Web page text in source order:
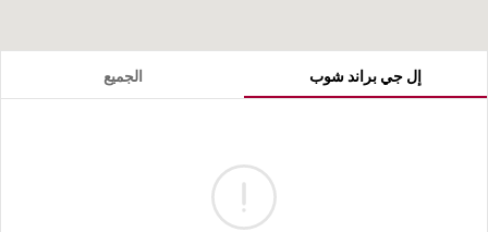
إل جي براند شوب الجميع